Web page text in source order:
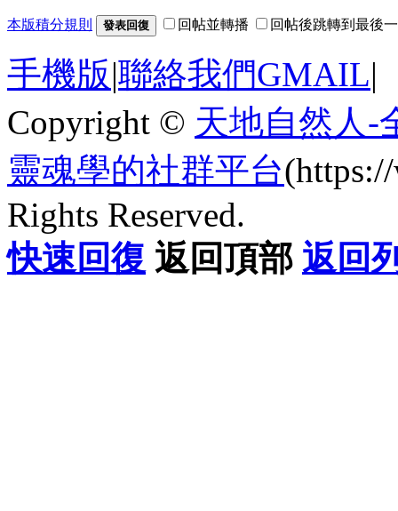
本版積分規則 發表回復 回帖並轉播 回帖後跳轉到最後
手機版|聯絡我們GMAIL|
Copyright © 天地自然人-
靈魂學的社群平台
Rights Reserved.
快速回復 返回頂部 返回